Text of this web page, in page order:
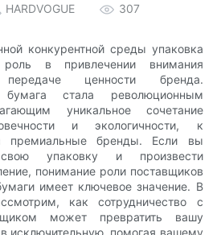
HARDVOGUE 307
конкурентной среды упаковка
в привлечении внимания
ценности бренда.
бумага стала революционным
уникальное сочетание
и экологичности, к
премиальные бренды. Если вы
упаковку и произвести
понимание роли поставщиков
имеет ключевое значение. В
как сотрудничество с
может превратить вашу
исключительную, помогая вашему